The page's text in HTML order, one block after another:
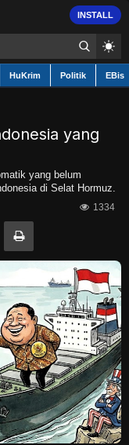
INSTALL
HuKrim Politik EBis
yang
yang belum
di Selat Hormuz.
1334